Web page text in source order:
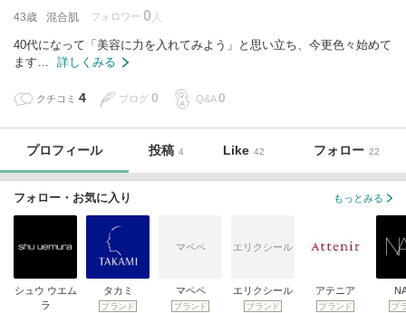
43歳 混合肌 フォロワー 0
40代になって「美容に力を入れてみよう」と思い立ち、今更色々始めて
ます…
詳しくみる
クチコミ 4 ブログ 0 Q&A 0
プロフィール 投稿 4 Like 42 フォロー 22
フォロー・お気に入り もっとみる
シュウ ウエム
ラ
タカミ
ブランド
マペペ
マペペ
ブランド
エリクシール
エリクシール
ブランド
アテニア
ブランド ブ